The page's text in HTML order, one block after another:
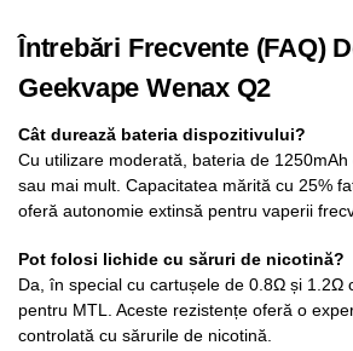
Întrebări Frecvente (FAQ)
Geekvape Wenax Q2
Cât durează bateria dispozitivului?
Cu utilizare moderată, bateria de
sau mai mult. Capacitatea mărită cu 25%
oferă autonomie extinsă pentru vaperii
Pot folosi lichide cu săruri de nicotină?
Da, în special cu cartușele de 0.8Ω și 1.2Ω
pentru MTL. Aceste rezistențe oferă o
controlată cu sărurile de nicotină.